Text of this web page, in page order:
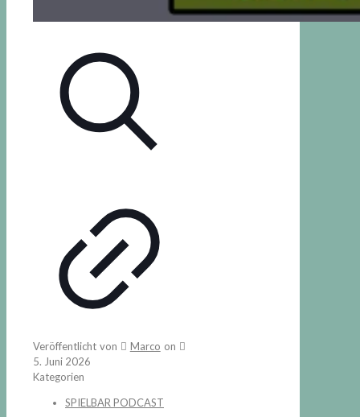
Veröffentlicht von Marco on
5. Juni 2026
Kategorien
SPIELBAR PODCAST